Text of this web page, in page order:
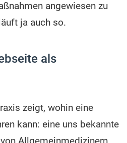
angewiesen zu
ja auch so.
als
zeigt, wohin eine
kann: eine uns bekannte